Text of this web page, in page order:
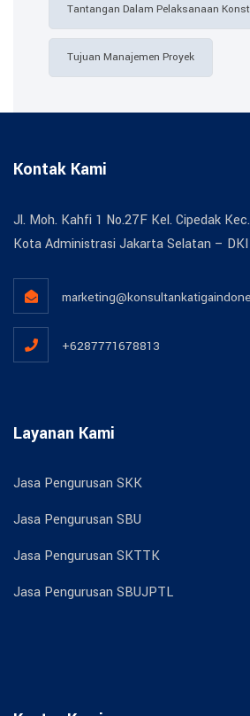
Tantangan Dalam Pelaksanaan
Tujuan Manajemen Proyek
Kontak Kami
Jl. Moh. Kahfi 1 No.27F Kel. Cipedak
Kota Administrasi Jakarta Selatan –
+6287771678813
Layanan Kami
Jasa Pengurusan SKK
Jasa Pengurusan SBU
Jasa Pengurusan SKTTK
Jasa Pengurusan SBUJPTL